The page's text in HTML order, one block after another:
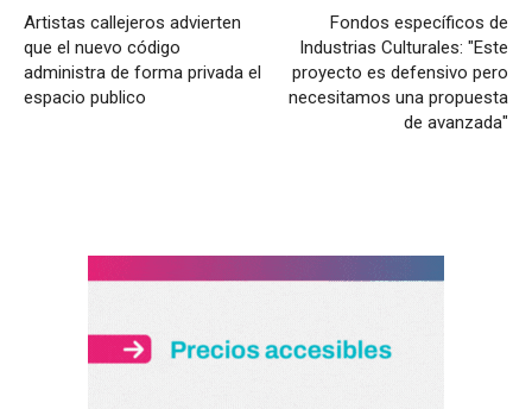
Artistas callejeros advierten
que el nuevo código
administra de forma privada el
espacio publico
Fondos específicos de
Industrias Culturales: "Este
proyecto es defensivo pero
necesitamos una propuesta
de avanzada"